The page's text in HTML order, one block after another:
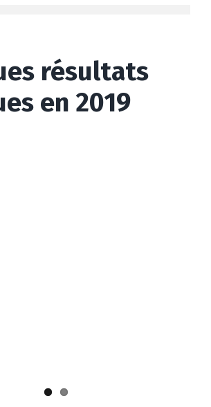
résultats
en 2019